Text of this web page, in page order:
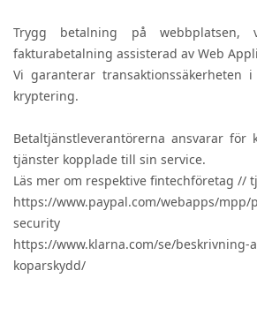
Trygg betalning på webbplatsen,
fakturabetalning assisterad av Web
Vi garanterar transaktionssäkerheten
kryptering.
Betaltjänstleverantörerna ansvarar för
tjänster kopplade till sin service.
Läs mer om respektive fintechföretag //
https://www.paypal.com/webapps/mpp/
security
https://www.klarna.com/se/beskrivning-
koparskydd/